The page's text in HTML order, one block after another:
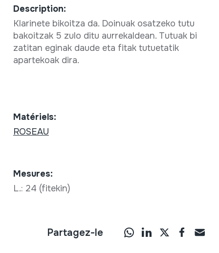
Description:
Klarinete bikoitza da. Doinuak osatzeko tutu
bakoitzak 5 zulo ditu aurrekaldean. Tutuak bi
zatitan eginak daude eta fitak tutuetatik
apartekoak dira.
Matériels:
ROSEAU
Mesures:
L.: 24 (fitekin)
Partagez-le